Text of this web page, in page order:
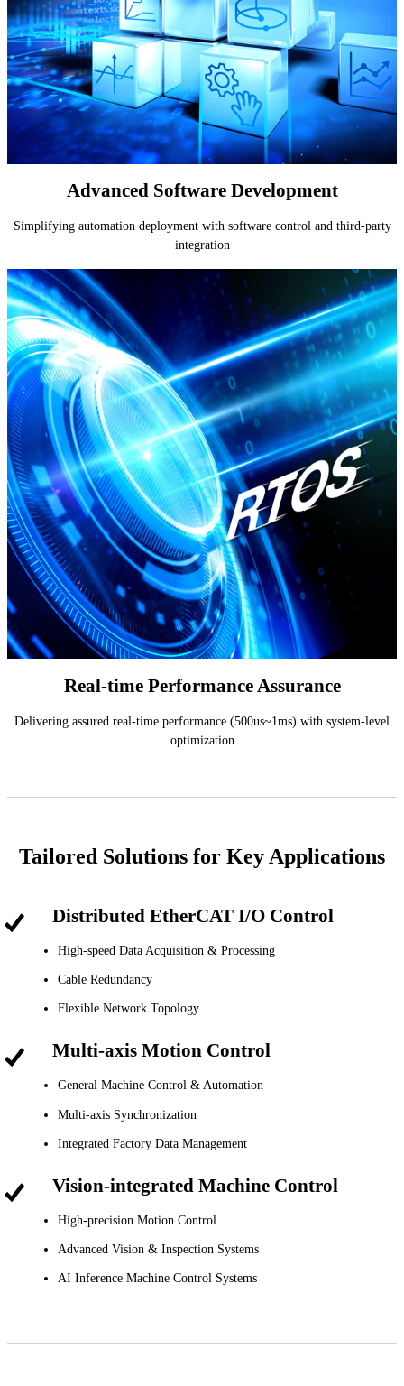
Advanced Software Development
Simplifying automation deployment with software control and third-party
integration
Real-time Performance Assurance
Delivering assured real-time performance (500us~1ms) with system-level
optimization
Tailored Solutions for Key Applications
Distributed EtherCAT I/O Control
High-speed Data Acquisition & Processing
Cable Redundancy
Flexible Network Topology
Multi-axis Motion Control
General Machine Control & Automation
Multi-axis Synchronization
Integrated Factory Data Management
Vision-integrated Machine Control
High-precision Motion Control
Advanced Vision & Inspection Systems
AI Inference Machine Control Systems